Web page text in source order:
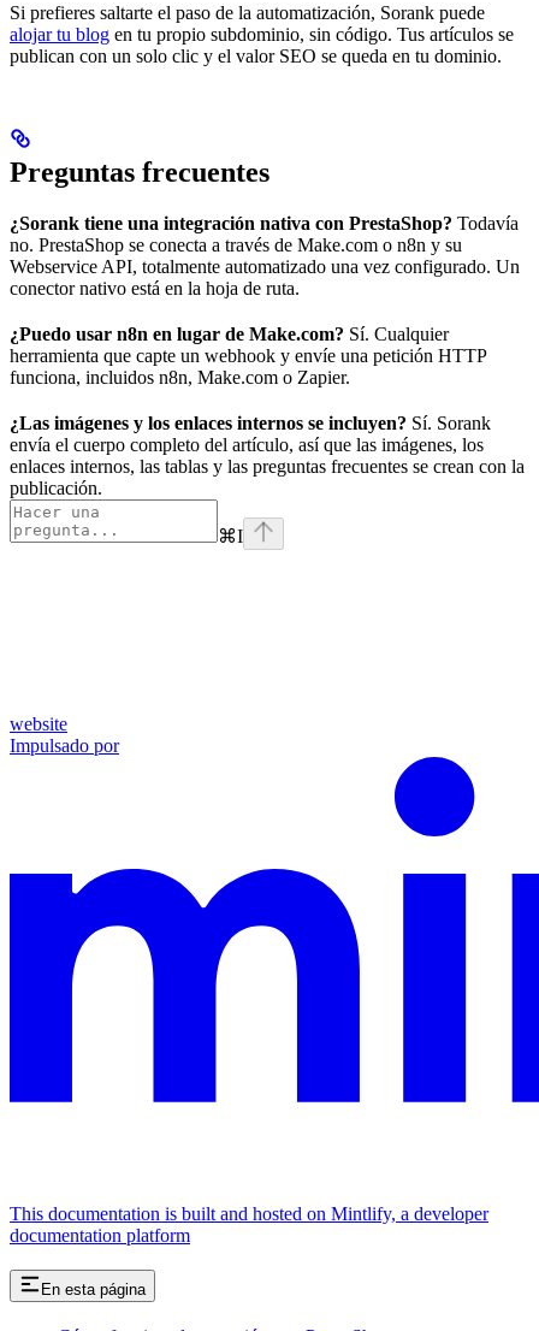
Si prefieres saltarte el paso de la automatización, Sorank puede
alojar tu blog en tu propio subdominio, sin código. Tus artículos se
publican con un solo clic y el valor SEO se queda en tu dominio.
Preguntas frecuentes
¿Sorank tiene una integración nativa con PrestaShop? Todavía
no. PrestaShop se conecta a través de Make.com o n8n y su
Webservice API, totalmente automatizado una vez configurado. Un
conector nativo está en la hoja de ruta.
¿Puedo usar n8n en lugar de Make.com? Sí. Cualquier
herramienta que capte un webhook y envíe una petición HTTP
funciona, incluidos n8n, Make.com o Zapier.
¿Las imágenes y los enlaces internos se incluyen? Sí. Sorank
envía el cuerpo completo del artículo, así que las imágenes, los
enlaces internos, las tablas y las preguntas frecuentes se crean con la
publicación.
⌘I
website
Impulsado por
This documentation is built and hosted on Mintlify, a developer
documentation platform
En esta página